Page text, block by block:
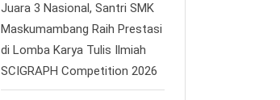
Juara 3 Nasional, Santri SMK
Maskumambang Raih Prestasi
di Lomba Karya Tulis Ilmiah
SCIGRAPH Competition 2026